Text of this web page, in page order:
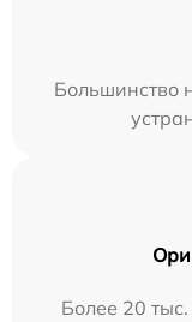
Большинство
Более 20